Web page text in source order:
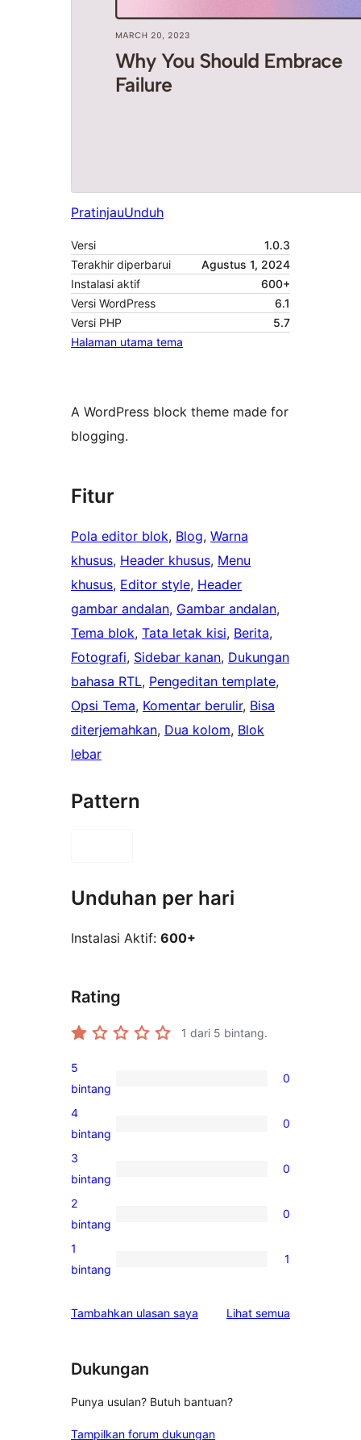
PratinjauUnduh
Versi
1.0.3
Terakhir diperbarui
Agustus 1, 2024
Instalasi aktif
600+
Versi WordPress
6.1
Versi PHP
5.7
Halaman utama tema
A WordPress block theme made for
blogging.
Fitur
Pola editor blok, Blog, Warna
khusus, Header khusus, Menu
khusus, Editor style, Header
gambar andalan, Gambar andalan
Tema blok, Tata letak kisi, Berita
Fotografi, Sidebar kanan, Dukungan
bahasa RTL, Pengeditan template
Opsi Tema, Komentar berulir, Bisa
diterjemahkan, Dua kolom, Blok
lebar
Pattern
Unduhan per hari
Instalasi Aktif: 600+
Rating
1 dari 5 bintang.
0
ulasan
5-
5
bintang
0
0
ulasan
4-
4
bintang
0
0
ulasan
3-
3
bintang
0
0
ulasan
2-
2
bintang
0
1
1-
1
bintang
1
Tambahkan ulasan saya Lihat semua
Dukungan
Punya usulan? Butuh bantuan?
Tampilkan forum dukungan